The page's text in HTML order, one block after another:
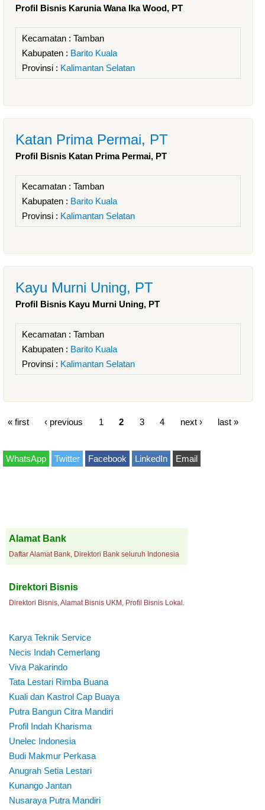
Profil Bisnis Karunia Wana Ika Wood, PT
Kecamatan : Tamban
Kabupaten : Barito Kuala
Provinsi : Kalimantan Selatan
Katan Prima Permai, PT
Profil Bisnis Katan Prima Permai, PT
Kecamatan : Tamban
Kabupaten : Barito Kuala
Provinsi : Kalimantan Selatan
Kayu Murni Uning, PT
Profil Bisnis Kayu Murni Uning, PT
Kecamatan : Tamban
Kabupaten : Barito Kuala
Provinsi : Kalimantan Selatan
« first ‹ previous 1 2 3 4 next › last »
WhatsApp Twitter Facebook LinkedIn Email
Alamat Bank
Daftar Alamat Bank, Direktori Bank seluruh Indonesia
Direktori Bisnis
Direktori Bisnis, Alamat Bisnis UKM, Profil Bisnis Lokal.
Karya Teknik Service
Necis Indah Cemerlang
Viva Pakarindo
Tata Lestari Rimba Buana
Kuali dan Kastrol Cap Buaya
Putra Bangun Citra Mandiri
Profil Indah Kharisma
Unelec Indonesia
Budi Makmur Perkasa
Anugrah Setia Lestari
Kunango Jantan
Nusaraya Putra Mandiri